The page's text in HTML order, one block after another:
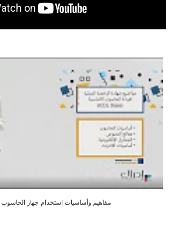
مفاهيم وأساسيات استخدام جهاز